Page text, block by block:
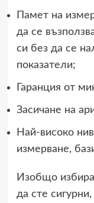
Памет на
да се
си без да се
показатели;
Гаранция от
Засичане на
Най-високо
измерване,
Изобщо
да сте